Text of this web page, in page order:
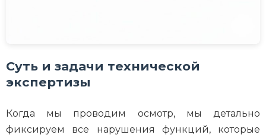
Суть и задачи технической
экспертизы
Когда мы проводим осмотр, мы детально
фиксируем все нарушения функций, которые